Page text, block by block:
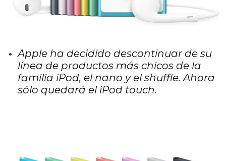
Apple ha decidido descontinuar de su
línea de productos más chicos de la
familia iPod, el nano y el shuffle. Ahora
sólo quedará el iPod touch.